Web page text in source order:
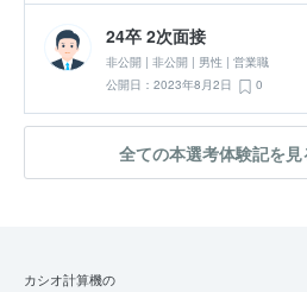
24卒 2次面接
非公開 | 非公開 | 男性 | 営業職
公開日：2023年8月2日
0
全ての本選考体験記を
カシオ計算機の